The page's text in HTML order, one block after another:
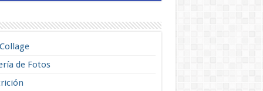
de Fotos